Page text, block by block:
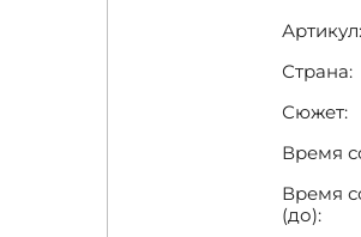
Артикул:
Страна:
Сюжет:
Время
Время
(до):